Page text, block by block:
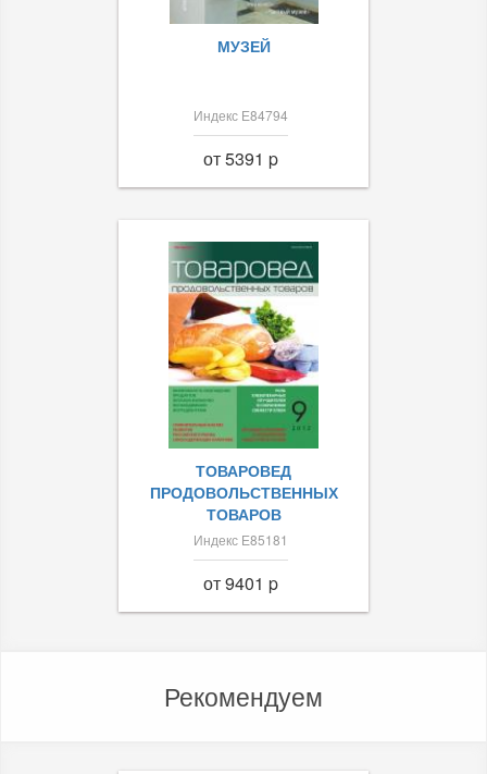
МУЗЕЙ
Индекс Е84794
от 5391 p
ТОВАРОВЕД
ПРОДОВОЛЬСТВЕННЫХ
ТОВАРОВ
Индекс Е85181
от 9401 p
Рекомендуем